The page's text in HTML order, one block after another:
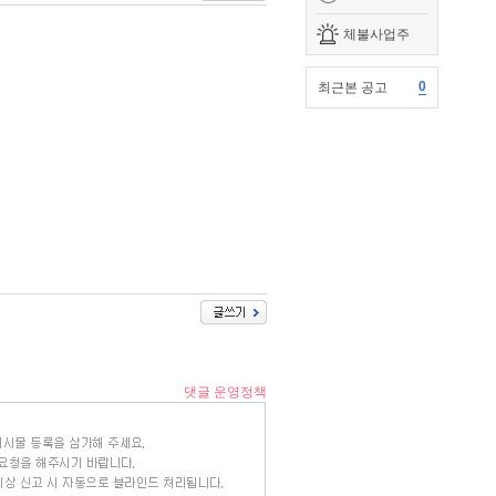
체불사업주
최근본 공고 0